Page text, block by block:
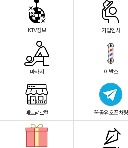
KTV정보 가입인사
마사지 이발소
베트남로컬 꿀공유 오픈채팅